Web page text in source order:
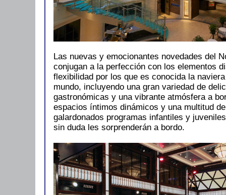
Las nuevas y emocionantes novedades del
conjugan a la perfección con los elementos
flexibilidad por los que es conocida la
mundo, incluyendo una gran variedad de
gastronómicas y una vibrante atmósfera a
espacios íntimos dinámicos y una multitud
galardonados programas infantiles y
sin duda les sorprenderán a bordo.